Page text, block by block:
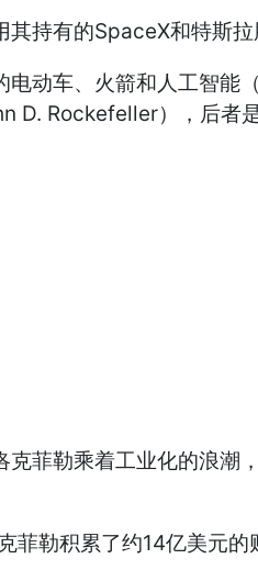
其持有的SpaceX和特斯
电动车、火箭和人工智能
D. Rockefeller），后者
克菲勒乘着工业化的浪潮
菲勒积累了约14亿美元的